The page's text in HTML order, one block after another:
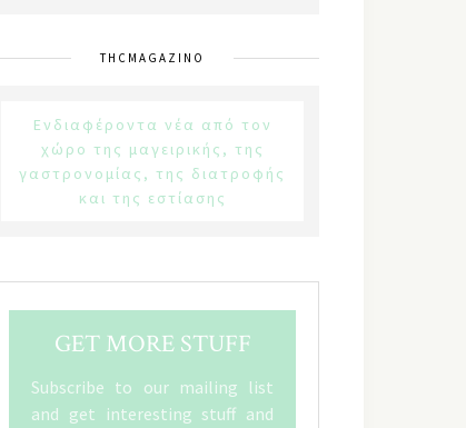
THCMAGAZINO
Ενδιαφέροντα νέα από τον
χώρο της μαγειρικής, της
γαστρονομίας, της διατροφής
και της εστίασης
GET MORE STUFF
Subscribe to our mailing list
and get interesting stuff and